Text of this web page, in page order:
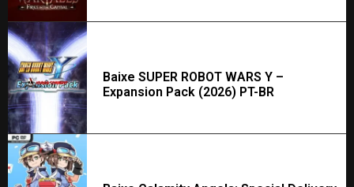
Baixe SUPER ROBOT WARS Y –
Expansion Pack (2026) PT-BR